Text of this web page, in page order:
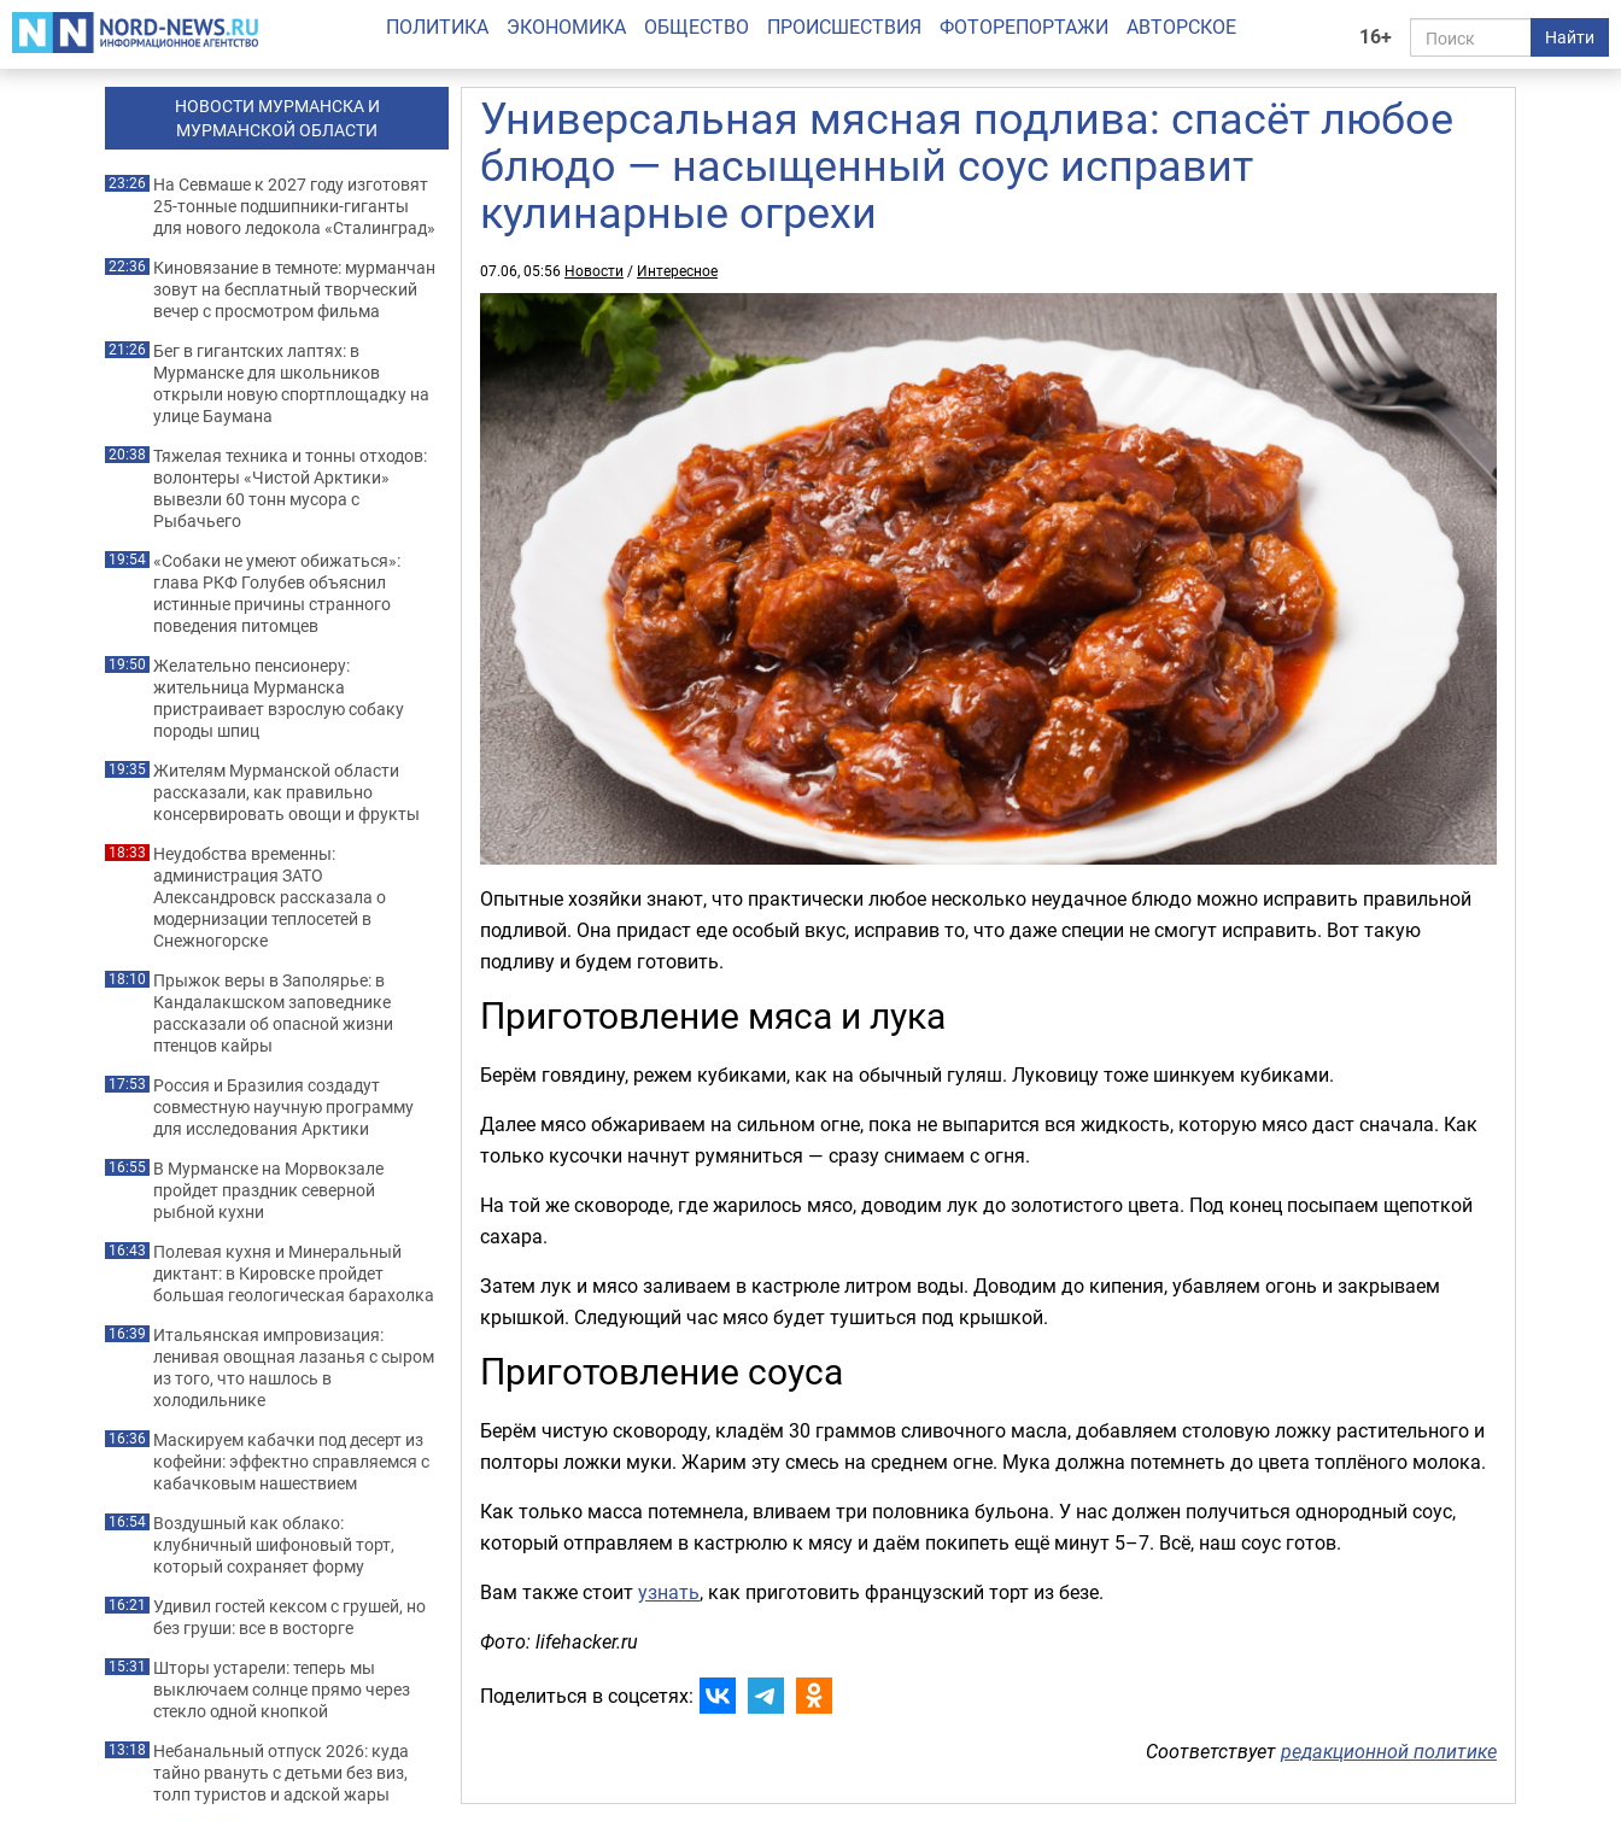
16+ Найти
ПОЛИТИКА ЭКОНОМИКА ОБЩЕСТВО ПРОИСШЕСТВИЯ ФОТОРЕПОРТАЖИ АВТОРСКОЕ
Универсальная мясная подлива: спасёт любое
блюдо — насыщенный соус исправит
кулинарные огрехи
07.06, 05:56 Новости / Интересное
Опытные хозяйки знают, что практически любое несколько неудачное блюдо можно исправить правильной
подливой. Она придаст еде особый вкус, исправив то, что даже специи не смогут исправить. Вот такую
подливу и будем готовить.
Приготовление мяса и лука
Берём говядину, режем кубиками, как на обычный гуляш. Луковицу тоже шинкуем кубиками.
Далее мясо обжариваем на сильном огне, пока не выпарится вся жидкость, которую мясо даст сначала. Как
только кусочки начнут румяниться — сразу снимаем с огня.
На той же сковороде, где жарилось мясо, доводим лук до золотистого цвета. Под конец посыпаем щепоткой
сахара.
Затем лук и мясо заливаем в кастрюле литром воды. Доводим до кипения, убавляем огонь и закрываем
крышкой. Следующий час мясо будет тушиться под крышкой.
Приготовление соуса
Берём чистую сковороду, кладём 30 граммов сливочного масла, добавляем столовую ложку растительного и
полторы ложки муки. Жарим эту смесь на среднем огне. Мука должна потемнеть до цвета топлёного молока.
Как только масса потемнела, вливаем три половника бульона. У нас должен получиться однородный соус,
который отправляем в кастрюлю к мясу и даём покипеть ещё минут 5–7. Всё, наш соус готов.
Вам также стоитузнать, как приготовить французский торт из безе.
Фото: lifehacker.ru
Поделиться в соцсетях:
Соответствуетредакционной политике
НОВОСТИ МУРМАНСКА И
МУРМАНСКОЙ ОБЛАСТИ
23:26 На Севмаше к 2027 году изготовят
25-тонные подшипники-гиганты
для нового ледокола «Сталинград»
22:36 Киновязание в темноте: мурманчан
зовут на бесплатный творческий
вечер с просмотром фильма
21:26 Бег в гигантских лаптях: в
Мурманске для школьников
открыли новую спортплощадку на
улице Баумана
20:38 Тяжелая техника и тонны отходов:
волонтеры «Чистой Арктики»
вывезли 60 тонн мусора с
Рыбачьего
19:54 «Собаки не умеют обижаться»:
глава РКФ Голубев объяснил
истинные причины странного
поведения питомцев
19:50 Желательно пенсионеру:
жительница Мурманска
пристраивает взрослую собаку
породы шпиц
19:35 Жителям Мурманской области
рассказали, как правильно
консервировать овощи и фрукты
18:33 Неудобства временны:
администрация ЗАТО
Александровск рассказала о
модернизации теплосетей в
Снежногорске
18:10 Прыжок веры в Заполярье: в
Кандалакшском заповеднике
рассказали об опасной жизни
птенцов кайры
17:53 Россия и Бразилия создадут
совместную научную программу
для исследования Арктики
16:55 В Мурманске на Морвокзале
пройдет праздник северной
рыбной кухни
16:43 Полевая кухня и Минеральный
диктант: в Кировске пройдет
большая геологическая барахолка
16:39 Итальянская импровизация:
ленивая овощная лазанья с сыром
из того, что нашлось в
холодильнике
16:36 Маскируем кабачки под десерт из
кофейни: эффектно справляемся с
кабачковым нашествием
16:54 Воздушный как облако:
клубничный шифоновый торт,
который сохраняет форму
16:21 Удивил гостей кексом с грушей, но
без груши: все в восторге
15:31 Шторы устарели: теперь мы
выключаем солнце прямо через
стекло одной кнопкой
13:18 Небанальный отпуск 2026: куда
тайно рвануть с детьми без виз,
толп туристов и адской жары